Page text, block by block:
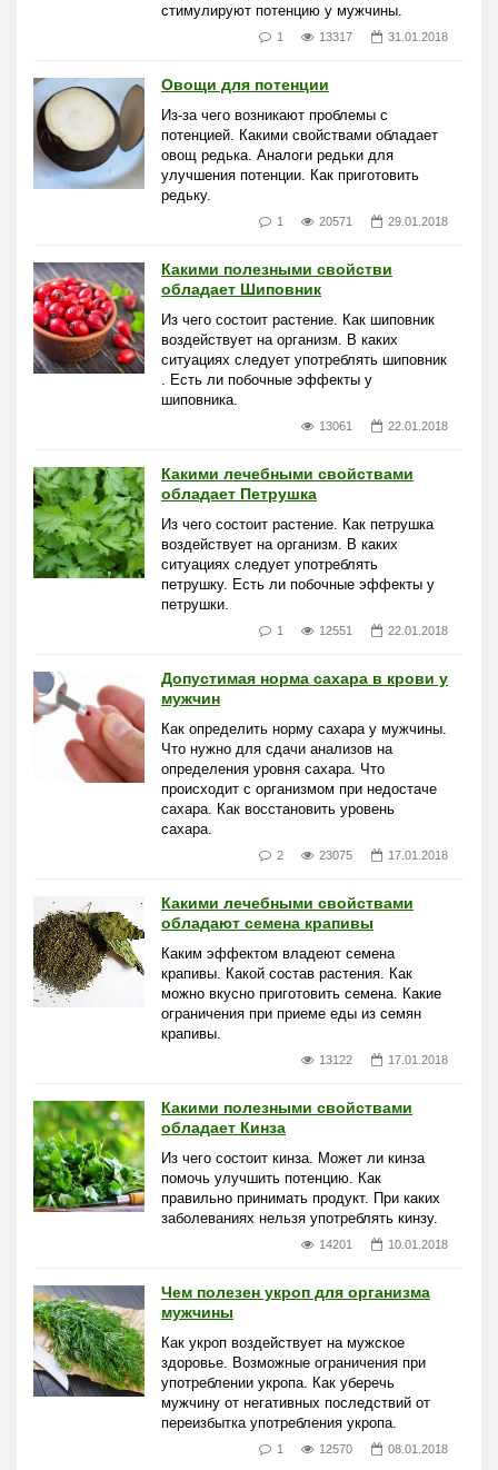
стимулируют потенцию у мужчины.
1 13317 31.01.2018
Овощи для потенции
Из-за чего возникают проблемы с
потенцией. Какими свойствами обладает
овощ редька. Аналоги редьки для
улучшения потенции. Как приготовить
редьку.
1 20571 29.01.2018
Какими полезными свойстви
обладает Шиповник
Из чего состоит растение. Как шиповник
воздействует на организм. В каких
ситуациях следует употреблять шиповник
. Есть ли побочные эффекты у
шиповника.
13061 22.01.2018
Какими лечебными свойствами
обладает Петрушка
Из чего состоит растение. Как петрушка
воздействует на организм. В каких
ситуациях следует употреблять
петрушку. Есть ли побочные эффекты у
петрушки.
1 12551 22.01.2018
Допустимая норма сахара в крови у
мужчин
Как определить норму сахара у мужчины.
Что нужно для сдачи анализов на
определения уровня сахара. Что
происходит с организмом при недостаче
сахара. Как восстановить уровень
сахара.
2 23075 17.01.2018
Какими лечебными свойствами
обладают семена крапивы
Каким эффектом владеют семена
крапивы. Какой состав растения. Как
можно вкусно приготовить семена. Какие
ограничения при приеме еды из семян
крапивы.
13122 17.01.2018
Какими полезными свойствами
обладает Кинза
Из чего состоит кинза. Может ли кинза
помочь улучшить потенцию. Как
правильно принимать продукт. При каких
заболеваниях нельзя употреблять кинзу.
14201 10.01.2018
Чем полезен укроп для организма
мужчины
Как укроп воздействует на мужское
здоровье. Возможные ограничения при
употреблении укропа. Как уберечь
мужчину от негативных последствий от
переизбытка употребления укропа.
1 12570 08.01.2018